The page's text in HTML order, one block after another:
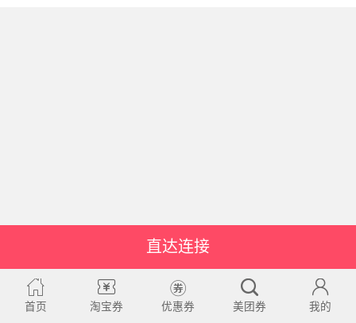
直达连接
首页 淘宝券 优惠券 美团券 我的